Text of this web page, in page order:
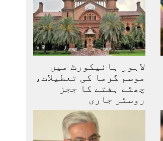
لاہور ہائیکورٹ میں
موسم گرما کی تعطیلات،
چھٹے ہفتے کا ججز
روسٹر جاری